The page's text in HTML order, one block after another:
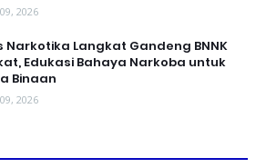
2026
Narkotika Langkat Gandeng BNNK
Edukasi Bahaya Narkoba untuk
Binaan
2026